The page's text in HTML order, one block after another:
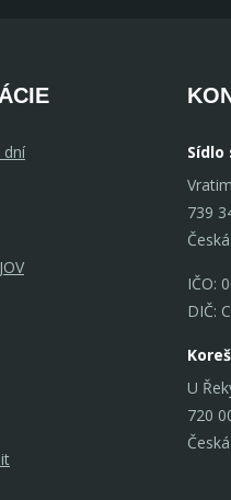
dní
739
IČO:
DIČ:
U
720